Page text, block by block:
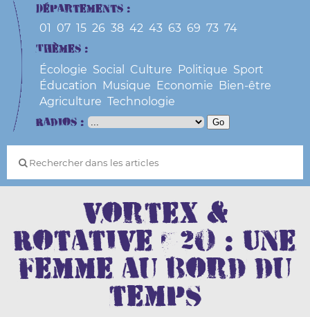
Départements :
01 07 15 26 38 42 43 63 69 73 74
Thèmes :
Écologie Social Culture Politique Sport
Éducation
Musique Economie
Bien-être
Agriculture Technologie
Radios :
Vortex &
Rotative #20 : Une
femme au bord du
temps